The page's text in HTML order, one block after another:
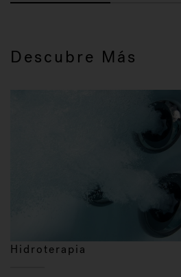
Descubre Más
Hidroterapia